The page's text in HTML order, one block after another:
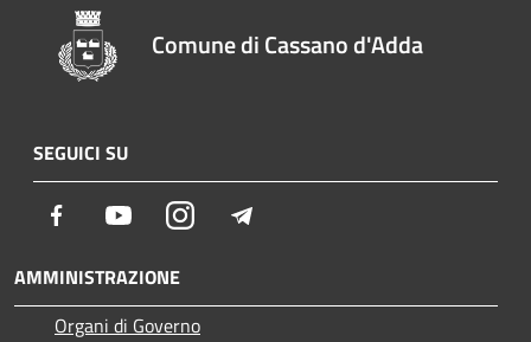
Comune di Cassano d'Adda
SEGUICI SU
Facebook YoutubeInstagram
AMMINISTRAZIONE
Organi di Governo